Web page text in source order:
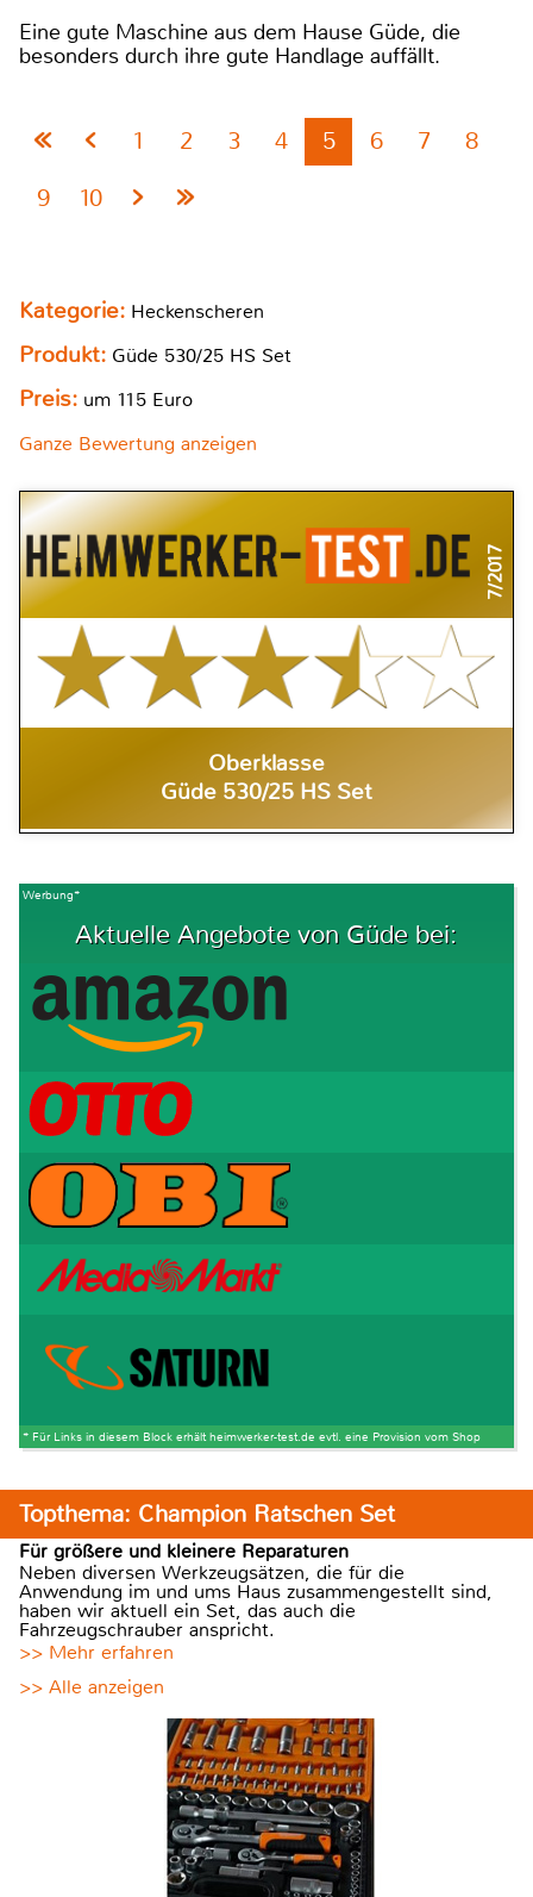
Eine gute Maschine aus dem Hause Güde, die
besonders durch ihre gute Handlage auffällt.
1 2 3 4 5 6 7
8
9
10
Kategorie: Heckenscheren
Produkt: Güde 530/25 HS Set
Preis: um 115 Euro
Ganze Bewertung anzeigen
7/2017
Oberklasse
Güde 530/25 HS Set
Werbung*
Aktuelle Angebote von Güde bei:
* Für Links in diesem Block erhält heimwerker-test.de evtl. eine Provision vom Shop
Topthema: Champion Ratschen Set
Für größere und kleinere Reparaturen
Neben diversen Werkzeugsätzen, die für die
Anwendung im und ums Haus zusammengestellt sind,
haben wir aktuell ein Set, das auch die
Fahrzeugschrauber anspricht.
>> Mehr erfahren
>> Alle anzeigen